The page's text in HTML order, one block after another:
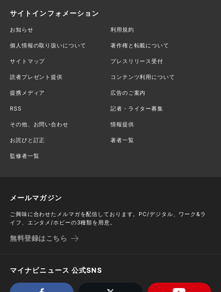
サイトインフォメーション
お知らせ 利用規約
個人情報の取り扱いについて 著作権と転載について
サイトマップ プレスリリース受付
読者プレゼント提供 コンテンツ利用について
提携メディア 広告のご案内
RSS 記者・ライター募集
その他、お問い合わせ 情報提供
お詫びと訂正 著者一覧
監修者一覧
メールマガジン
ご興味に合わせたメルマガを配信しております。PC/デジタル、ワーク&ラ
イフ、エンタメ/ホビーの3種類を用意。
無料登録はこちら
マイナビニュース 公式SNS